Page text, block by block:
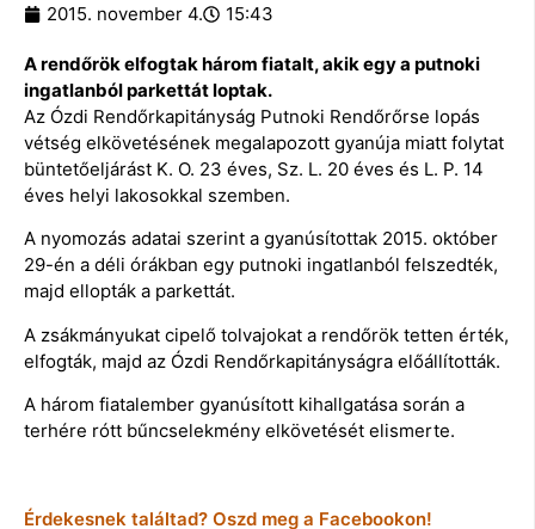
2015. november 4. 15:43
A rendőrök elfogtak három fiatalt, akik egy a putnoki
ingatlanból parkettát loptak.
Az Ózdi Rendőrkapitányság Putnoki Rendőrőrse lopás
vétség elkövetésének megalapozott gyanúja miatt folytat
büntetőeljárást K. O. 23 éves, Sz. L. 20 éves és L. P. 14
éves helyi lakosokkal szemben.
A nyomozás adatai szerint a gyanúsítottak 2015. október
29-én a déli órákban egy putnoki ingatlanból felszedték,
majd ellopták a parkettát.
A zsákmányukat cipelő tolvajokat a rendőrök tetten érték,
elfogták, majd az Ózdi Rendőrkapitányságra előállították.
A három fiatalember gyanúsított kihallgatása során a
terhére rótt bűncselekmény elkövetését elismerte.
Érdekesnek találtad? Oszd meg a Facebookon!